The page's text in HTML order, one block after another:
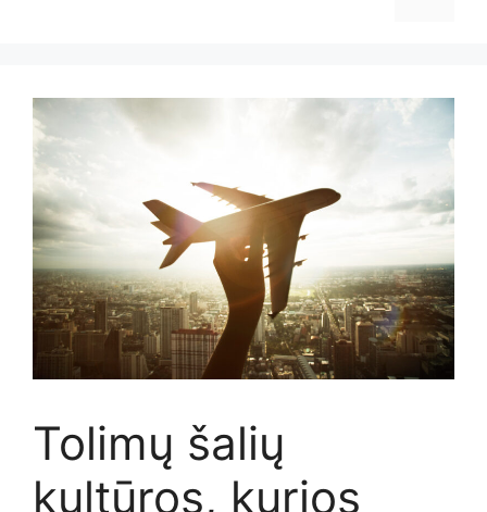
Tolimų šalių
kultūros, kurios